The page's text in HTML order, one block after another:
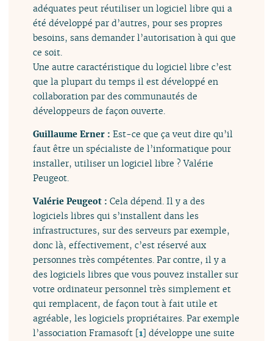
adéquates peut réutiliser un logiciel libre qui a
été développé par d’autres, pour ses propres
besoins, sans demander l’autorisation à qui que
ce soit.
Une autre caractéristique du logiciel libre c’est
que la plupart du temps il est développé en
collaboration par des communautés de
développeurs de façon ouverte.
Guillaume Erner :Est-ce que ça veut dire qu’il
faut être un spécialiste de l’informatique pour
installer, utiliser un logiciel libre ? Valérie
Peugeot.
Valérie Peugeot :Cela dépend. Il y a des
logiciels libres qui s’installent dans les
infrastructures, sur des serveurs par exemple,
donc là, effectivement, c’est réservé aux
personnes très compétentes. Par contre, il y a
des logiciels libres que vous pouvez installer sur
votre ordinateur personnel très simplement et
qui remplacent, de façon tout à fait utile et
agréable, les logiciels propriétaires. Par exemple
l’association Framasoft [1] développe une suite